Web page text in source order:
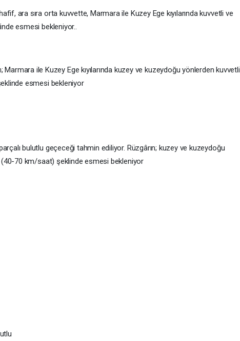
ara sıra orta kuvvette, Marmara ile Kuzey Ege kıyılarında kuvvetli ve
esmesi bekleniyor..
Marmara ile Kuzey Ege kıyılarında kuzey ve kuzeydoğu yönlerden kuvvetli
esmesi bekleniyor
bulutlu geçeceği tahmin ediliyor. Rüzgârın; kuzey ve kuzeydoğu
(40-70 km/saat) şeklinde esmesi bekleniyor